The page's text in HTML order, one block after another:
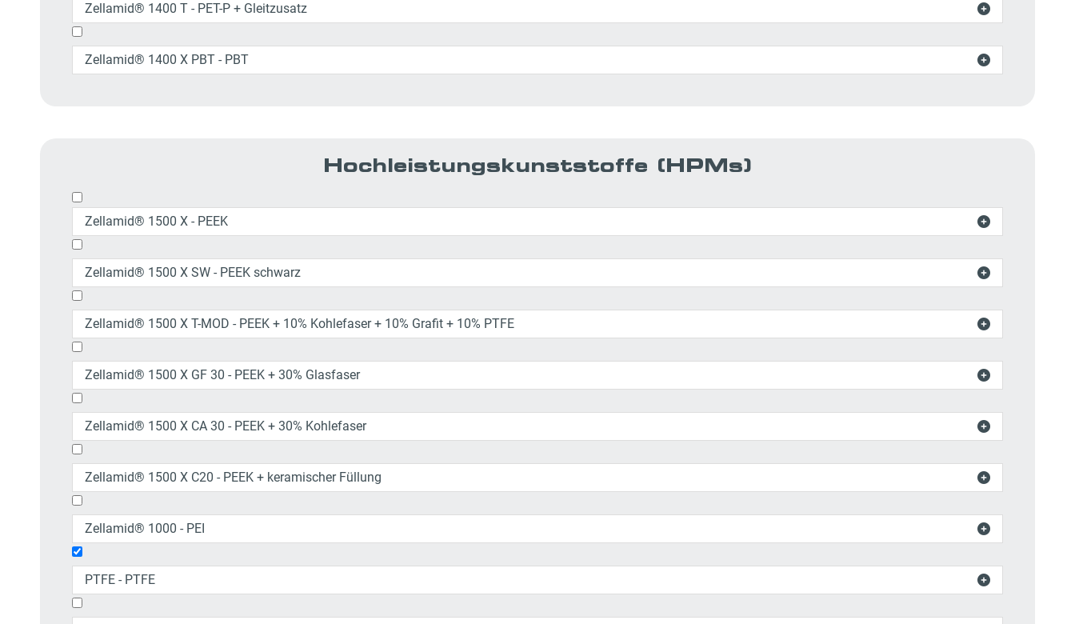
Zellamid® 1400 T - PET-P + Gleitzusatz 
Zellamid® 1400 X PBT - PBT 
Hochleistungs­kunststoffe (HPMs)
Zellamid® 1500 X - PEEK 
Zellamid® 1500 X SW - PEEK schwarz 
Zellamid® 1500 X T-MOD - PEEK + 10% Kohlefaser + 10% Grafit + 10% PTFE 
Zellamid® 1500 X GF 30 - PEEK + 30% Glasfaser 
Zellamid® 1500 X CA 30 - PEEK + 30% Kohlefaser 
Zellamid® 1500 X C20 - PEEK + keramischer Füllung 
Zellamid® 1000 - PEI 
PTFE - PTFE 
PTFE ist die internationale Abkürzung für das Polymerisat POLYTETRAFLUORÄTHYLEN